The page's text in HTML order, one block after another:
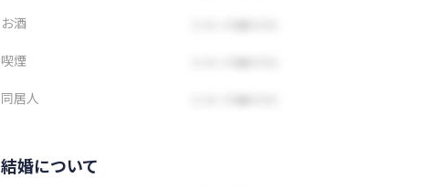
お酒
喫煙
同居人
結婚について